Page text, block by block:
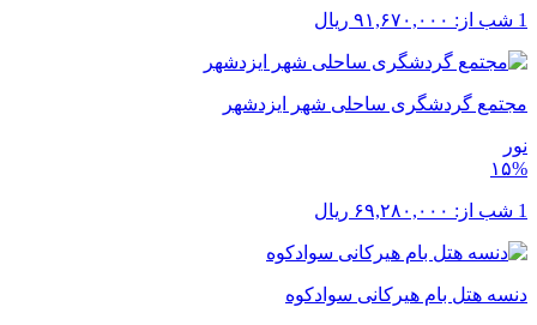
1 شب از: ۹۱,۶۷۰,۰۰۰ ریال
مجتمع گردشگری ساحلی شهر ایزدشهر
نور
۱۵%
1 شب از: ۶۹,۲۸۰,۰۰۰ ریال
دنسه هتل بام هیرکانی سوادکوه